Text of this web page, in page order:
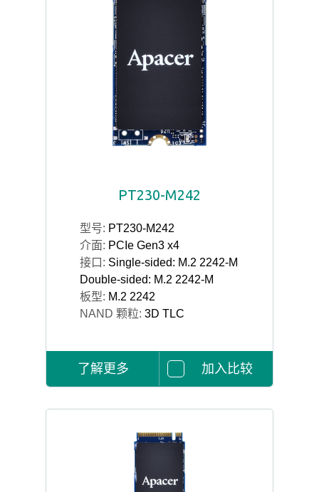
PT230-M242
型号: PT230-M242
介面: PCIe Gen3 x4
接口: Single-sided: M.2 2242-M
Double-sided: M.2 2242-M
板型: M.2 2242
NAND 颗粒: 3D TLC
了解更多 加入比较